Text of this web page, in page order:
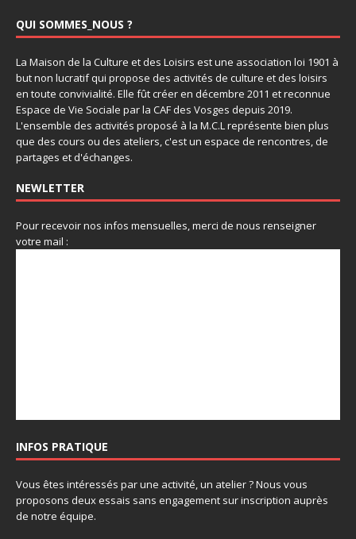
QUI SOMMES_NOUS ?
La Maison de la Culture et des Loisirs est une association loi 1901 à
but non lucratif qui propose des activités de culture et des loisirs
en toute convivialité. Elle fût créer en décembre 2011 et reconnue
Espace de Vie Sociale par la CAF des Vosges depuis 2019.
L'ensemble des activités proposé à la M.C.L représente bien plus
que des cours ou des ateliers, c'est un espace de rencontres, de
partages et d'échanges.
NEWLETTER
Pour recevoir nos infos mensuelles, merci de nous renseigner
votre mail :
INFOS PRATIQUE
Vous êtes intéressés par une activité, un atelier ? Nous vous
proposons deux essais sans engagement sur inscription auprès
de notre équipe.